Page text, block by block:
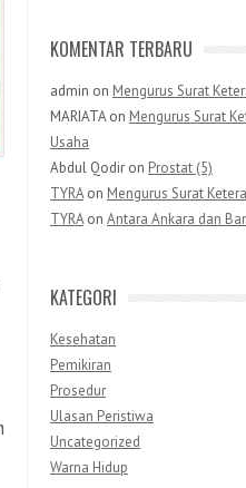
KOMENTAR TERBARU
admin on Mengurus Surat
MARIATAon Mengurus Surat
Usaha
Abdul Qodir on Prostat (5)
TYRAon Mengurus Surat
TYRAon Antara Ankara dan
KATEGORI
Kesehatan
Pemikiran
Prosedur
Ulasan Peristiwa
Uncategorized
Warna Hidup